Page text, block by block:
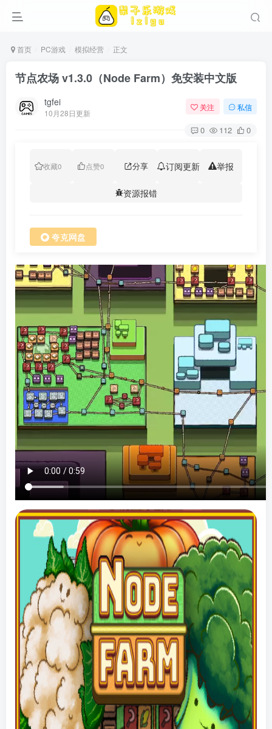
首页 PC游戏 模拟经营 正文
节点农场 v1.3.0（Node Farm）免安装中文版
tgfei
10月28日更新
关注 私信
0 112 0
收藏0 点赞0 分享 订阅更新 举报
资源报错
夸克网盘